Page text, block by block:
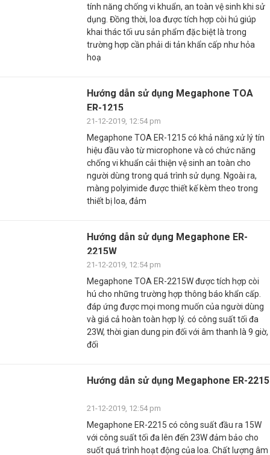
tính năng chống vi khuẩn, an toàn vệ sinh khi sử
dụng. Đồng thời, loa được tích hợp còi hú giúp
khai thác tối ưu sản phẩm đặc biệt là trong
trường hợp cần phải di tản khẩn cấp như hỏa
hoạ
Hướng dẫn sử dụng Megaphone TOA
ER-1215
21-12-2019, 12:54 pm
Megaphone TOA ER-1215 có khả năng xử lý tín
hiệu đầu vào từ microphone và có chức năng
chống vi khuẩn cải thiện vệ sinh an toàn cho
người dùng trong quá trình sử dụng. Ngoài ra,
màng polyimide được thiết kế kèm theo trong
thiết bị loa, đảm
Hướng dẫn sử dụng Megaphone ER-
2215W
21-12-2019, 12:54 pm
Megaphone TOA ER-2215W được tích hợp còi
hú cho những trường hợp thông báo khẩn cấp.
đáp ứng được mọi mong muốn của người dùng
và giá cả hoàn toàn hợp lý. có công suất tối đa
23W, thời gian dung pin đối với âm thanh là 9 giờ,
đối
Hướng dẫn sử dụng Megaphone ER-2215
21-12-2019, 12:54 pm
Megaphone ER-2215 có công suất đầu ra 15W
với công suất tối đa lên đến 23W đảm bảo cho
suốt quá trình hoạt động của loa. Chất lượng âm